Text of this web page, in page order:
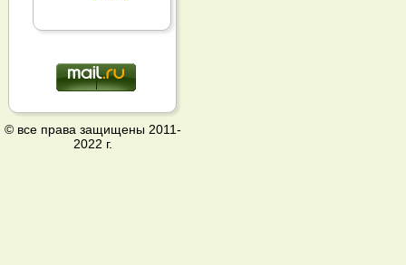
© все права защищены 2011-
2022 г.